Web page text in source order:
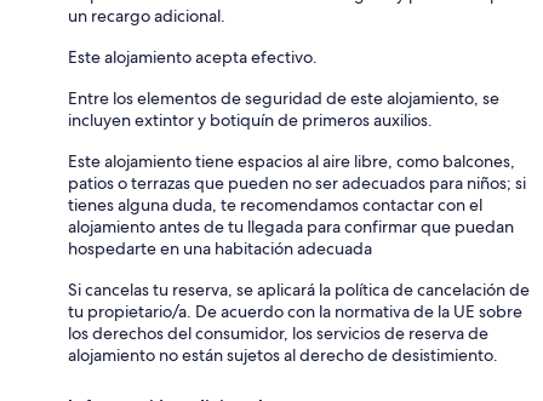
un recargo adicional.
Este alojamiento acepta efectivo.
Entre los elementos de seguridad de este alojamiento, se
incluyen extintor y botiquín de primeros auxilios.
Este alojamiento tiene espacios al aire libre, como balcones,
patios o terrazas que pueden no ser adecuados para niños; si
tienes alguna duda, te recomendamos contactar con el
alojamiento antes de tu llegada para confirmar que puedan
hospedarte en una habitación adecuada
Si cancelas tu reserva, se aplicará la política de cancelación de
tu propietario/a. De acuerdo con la normativa de la UE sobre
los derechos del consumidor, los servicios de reserva de
alojamiento no están sujetos al derecho de desistimiento.